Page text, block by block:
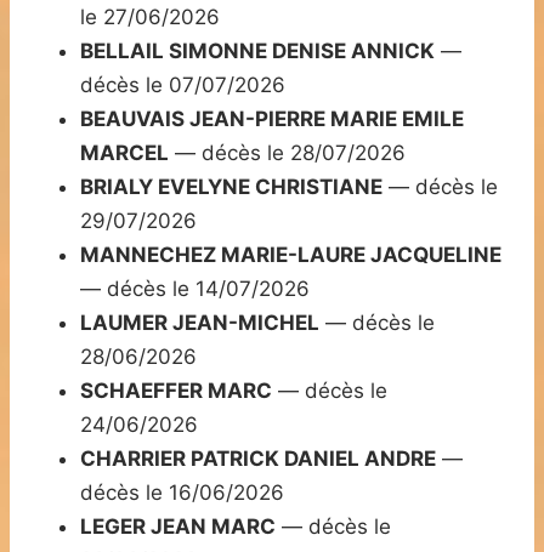
le 27/06/2026
BELLAIL SIMONNE DENISE ANNICK —
décès le 07/07/2026
BEAUVAIS JEAN-PIERRE MARIE EMILE
MARCEL — décès le 28/07/2026
BRIALY EVELYNE CHRISTIANE — décès le
29/07/2026
MANNECHEZ MARIE-LAURE JACQUELINE
— décès le 14/07/2026
LAUMER JEAN-MICHEL — décès le
28/06/2026
SCHAEFFER MARC — décès le
24/06/2026
CHARRIER PATRICK DANIEL ANDRE —
décès le 16/06/2026
LEGER JEAN MARC — décès le